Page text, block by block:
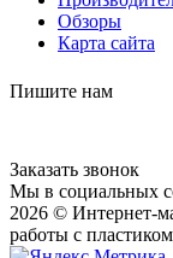
Обзоры
Карта сайта
Пишите нам
Заказать звонок
Мы в социальных
2026 © Интернет-
работы с пластиком